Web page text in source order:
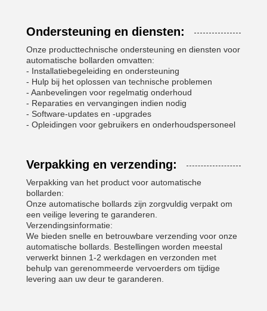
Ondersteuning en diensten:
Onze producttechnische ondersteuning en diensten voor
automatische bollarden omvatten:
- Installatiebegeleiding en ondersteuning
- Hulp bij het oplossen van technische problemen
- Aanbevelingen voor regelmatig onderhoud
- Reparaties en vervangingen indien nodig
- Software-updates en -upgrades
- Opleidingen voor gebruikers en onderhoudspersoneel
Verpakking en verzending:
Verpakking van het product voor automatische
bollarden:
Onze automatische bollards zijn zorgvuldig verpakt om
een veilige levering te garanderen.
Verzendingsinformatie:
We bieden snelle en betrouwbare verzending voor onze
automatische bollards. Bestellingen worden meestal
verwerkt binnen 1-2 werkdagen en verzonden met
behulp van gerenommeerde vervoerders om tijdige
levering aan uw deur te garanderen.